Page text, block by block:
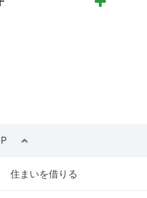
住まいを借りる